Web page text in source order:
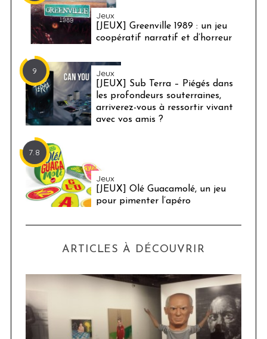
Jeux
[JEUX] Greenville 1989 : un jeu
coopératif narratif et d’horreur
9 Jeux
[JEUX] Sub Terra – Piégés dans
les profondeurs souterraines,
arriverez-vous à ressortir vivant
avec vos amis ?
7.8
Jeux
[JEUX] Olé Guacamolé, un jeu
pour pimenter l’apéro
ARTICLES À DÉCOUVRIR